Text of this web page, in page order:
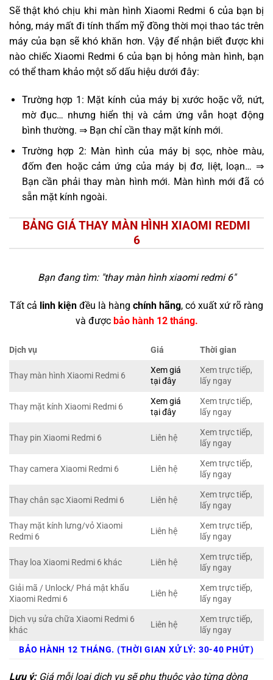
Sẽ thật khó chịu khi màn hình Xiaomi Redmi 6 của bạn bị
hỏng, máy mất đi tính thẩm mỹ đồng thời mọi thao tác trên
máy của bạn sẽ khó khăn hơn. Vậy để nhận biết được khi
nào chiếc Xiaomi Redmi 6 của bạn bị hỏng màn hình, bạn
có thể tham khảo một số dấu hiệu dưới đây:
Trường hợp 1: Mặt kính của máy bị xước hoặc vỡ, nứt,
mờ đục… nhưng hiển thị và cảm ứng vẫn hoạt động
bình thường. ⇒ Bạn chỉ cần thay mặt kính mới.
Trường hợp 2: Màn hình của máy bị sọc, nhòe màu,
đốm đen hoặc cảm ứng của máy bị đơ, liệt, loạn… ⇒
Bạn cần phải thay màn hình mới. Màn hình mới đã có
sẵn mặt kính ngoài.
BẢNG GIÁ THAY MÀN HÌNH XIAOMI REDMI
6
Bạn đang tìm: "thay màn hình xiaomi redmi 6"
Tất cả linh kiện đều là hàng chính hãng, có xuất xứ rõ ràng
và được bảo hành 12 tháng.
Dịch vụ Giá Thời gian
Thay màn hình Xiaomi Redmi 6
Xem giá
tại đây
Xem trực tiếp,
lấy ngay
Thay mặt kính Xiaomi Redmi 6
Xem giá
tại đây
Xem trực tiếp,
lấy ngay
Thay pin Xiaomi Redmi 6 Liên hệ
Xem trực tiếp,
lấy ngay
Thay camera Xiaomi Redmi 6 Liên hệ
Xem trực tiếp,
lấy ngay
Thay chân sạc Xiaomi Redmi 6 Liên hệ
Xem trực tiếp,
lấy ngay
Thay mặt kính lưng/vỏ Xiaomi
Redmi 6
Liên hệ
Xem trực tiếp,
lấy ngay
Thay loa Xiaomi Redmi 6 khác Liên hệ
Xem trực tiếp,
lấy ngay
Giải mã / Unlock/ Phá mật khẩu
Xiaomi Redmi 6
Liên hệ
Xem trực tiếp,
lấy ngay
Dịch vụ sửa chữa Xiaomi Redmi 6
khác
Liên hệ
Xem trực tiếp,
lấy ngay
BẢO HÀNH 12 THÁNG. (THỜI GIAN XỬ LÝ: 30-40 PHÚT)
Lưu ý:Giá mỗi loại dịch vụ sẽ phụ thuộc vào từng dòng